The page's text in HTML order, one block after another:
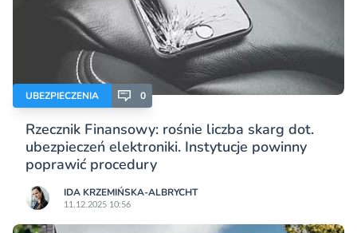
UBEZPIECZENIA 0
Rzecznik Finansowy: rośnie liczba skarg dot.
ubezpieczeń elektroniki. Instytucje powinny
poprawić procedury
IDA KRZEMIŃSKA-ALBRYCHT
11.12.2025 10:56